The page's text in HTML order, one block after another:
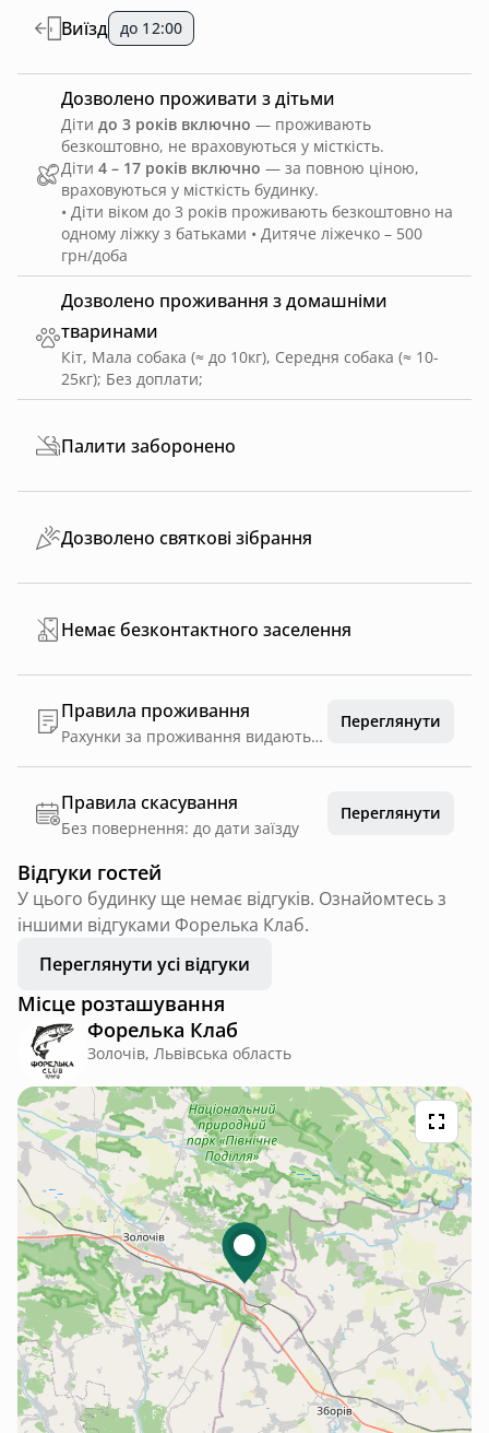
Дозволено проживання з домашніми
тваринами
Кіт, Мала собака (≈ до 10кг), Середня собака (≈ 10-
25кг); Без доплати;
Виїзд до 12:00
Дозволено проживати з дітьми
Діти до 3 років включно — проживають
безкоштовно, не враховуються у місткість.
Діти 4 – 17 років включно — за повною ціною,
враховуються у місткість будинку.
• Діти віком до 3 років проживають безкоштовно на
одному ліжку з батьками • Дитяче ліжечко – 500
грн/доба
Палити заборонено
Дозволено святкові зібрання
Немає безконтактного заселення
Правила проживання
Рахунки за проживання видаються в національній валюті. • Вартість кімнат в періоди високого сезону є вищими. Прошу сконтактуватись з відділом резервації Готелю «Форелька клаб» • Готельна доба триває з 14:00 до 12.00 наступного дня. • При продовженні перебування до 18:00 здійснюється додаткова оплата в розмірі половини вартості кімнати, а після 18:00 оплачується повна вартість. • Діти віком до 3 років проживають безкоштовно на одному ліжку з батьками • Дитяче ліжечко – 500 грн/доба • У вартість проживання включено сніданки. • Користування Інтернетом безкоштовне. • Вартість сніданку – 300 грн для осіб, що не проживають в Готелі • Скасування: Будь ласка, зверніть увагу, що у разі скасування або зміни менш як за 5 днів до дати бронювання або у разі неприїзду стягується 100% від вартості першої доби проживання. • Передоплата: стягується загальна вартість в день бронювання за першу добу проживання. • Туристичний збір врахований у ціну номера • Форма оплати готівкова та безготівкова, також приймаються кредитні картки VISA, MasterCard. • Ласкаво запрошуємо!
Переглянути
Правила скасування
Без повернення: до дати заїзду
Переглянути
Відгуки гостей
У цього будинку ще немає відгуків. Ознайомтесь з
іншими відгуками Форелька Клаб.
Переглянути усі відгуки
Місце розташування
Форелька Клаб
Золочів, Львівська область